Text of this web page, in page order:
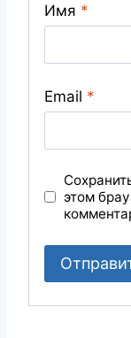
Имя *
Email *
этом